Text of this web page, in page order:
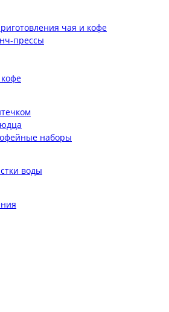
чая и кофе
прессы
наборы
воды